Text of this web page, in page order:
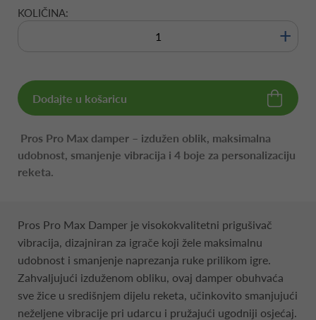
KOLIČINA:
+
Dodajte u košaricu
Pros Pro Max damper – izdužen oblik, maksimalna
udobnost, smanjenje vibracija i 4 boje za personalizaciju
reketa.
Pros Pro Max Damper je visokokvalitetni prigušivač
vibracija, dizajniran za igrače koji žele maksimalnu
udobnost i smanjenje naprezanja ruke prilikom igre.
Zahvaljujući izduženom obliku, ovaj damper obuhvaća
sve žice u središnjem dijelu reketa, učinkovito smanjujući
neželjene vibracije pri udarcu i pružajući ugodniji osjećaj.